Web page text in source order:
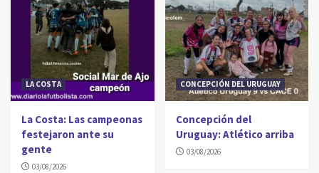
LA COSTA
La Costa: Las campeonas
festejaron ante su
gente
03/08/2026
CONCEPCIÓN DEL URUGUAY
Concepción del
Uruguay: Atlético arriba
03/08/2026